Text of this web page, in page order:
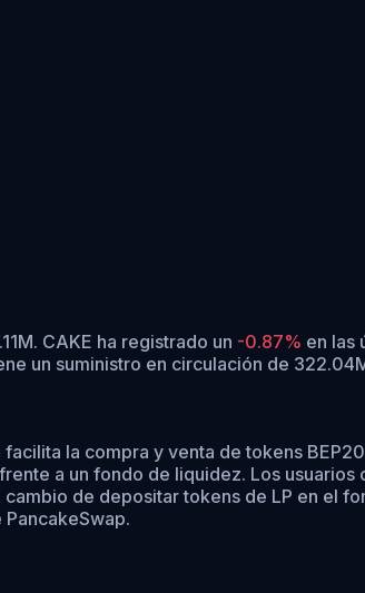
CAKE ha registrado un -0.87% en las
un suministro en circulación de
la compra y venta de tokens
a un fondo de liquidez. Los
de depositar tokens de LP en el